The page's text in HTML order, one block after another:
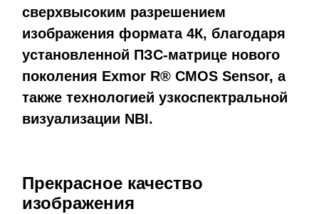
сверхвысоким разрешением
изображения формата 4К, благодаря
установленной ПЗС-матрице нового
поколения Exmor R® CMOS Sensor, а
также технологией узкоспектральной
визуализации NBI.
Прекрасное качество
изображения